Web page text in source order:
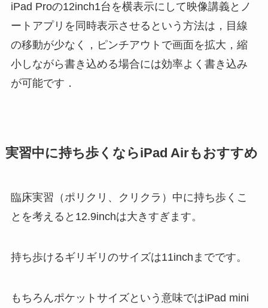
iPad Proの12inch1台を横表示にして映像講義とノ
ートアプリを同時表示させるという方法は，目線
の移動が少なく，ピンチアウトで画面を拡大，縮
小しながら書き込める場合には効率よく書き込み
が可能です．
実習中に持ち歩くならiPad Airもおすすめ
臨床実習（ポリクリ、クリクラ）中に持ち歩くこ
とを考えると12.9inchは大きすぎます。
持ち歩けるギリギリのサイズは11inchまでです。
もちろんポケットサイズという意味ではiPad mini